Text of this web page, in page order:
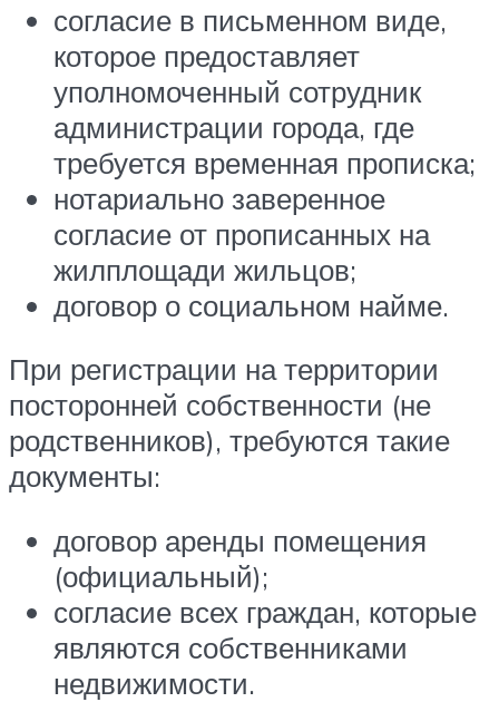
согласие в письменном виде,
которое предоставляет
уполномоченный сотрудник
администрации города, где
требуется временная прописка;
нотариально заверенное
согласие от прописанных на
жилплощади жильцов;
договор о социальном найме.
При регистрации на территории
посторонней собственности (не
родственников), требуются такие
документы:
договор аренды помещения
(официальный);
согласие всех граждан, которые
являются собственниками
недвижимости.